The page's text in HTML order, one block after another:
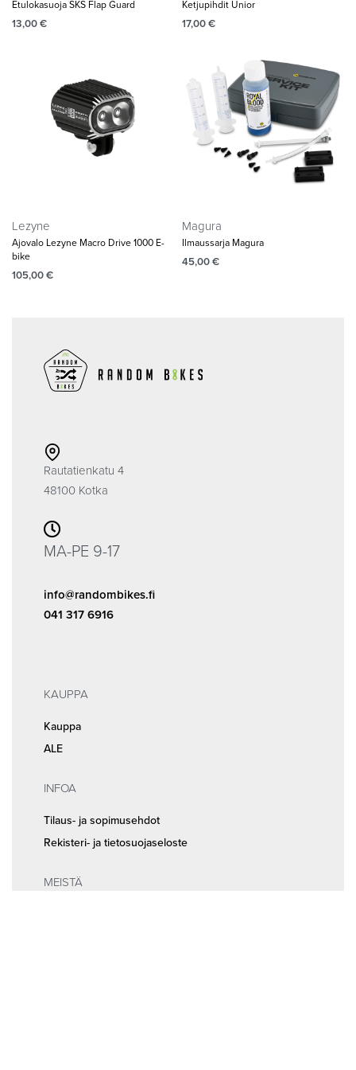
Etulokasuoja SKS Flap Guard
13,00€
Ketjupihdit Unior
17,00€
Lezyne
Ajovalo Lezyne Macro Drive 1000 E-
bike
105,00€
Magura
Ilmaussarja Magura
45,00€
Rautatienkatu 4
48100 Kotka
MA-PE 9-17
info@randombikes.fi
041 317 6916
KAUPPA
Kauppa
ALE
INFOA
Tilaus- ja sopimusehdot
Rekisteri- ja tietosuojaseloste
MEISTÄ